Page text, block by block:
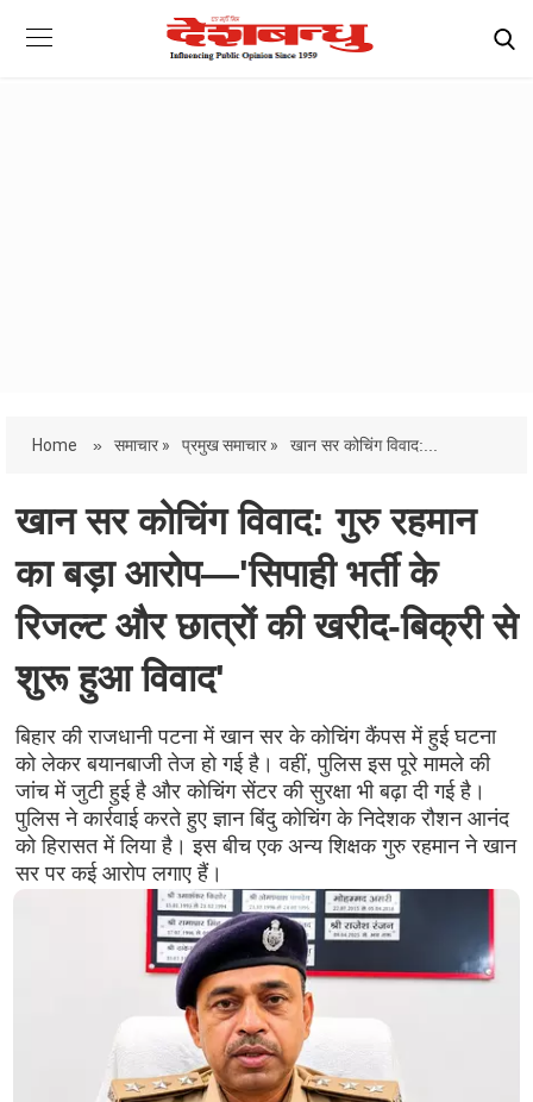
Home » समाचार » प्रमुख समाचार » खान सर कोचिंग विवाद:...
खान सर कोचिंग विवाद: गुरु रहमान
का बड़ा आरोप—'सिपाही भर्ती के
रिजल्ट और छात्रों की खरीद-बिक्री से
शुरू हुआ विवाद'
बिहार की राजधानी पटना में खान सर के कोचिंग कैंपस में हुई घटना
को लेकर बयानबाजी तेज हो गई है। वहीं, पुलिस इस पूरे मामले की
जांच में जुटी हुई है और कोचिंग सेंटर की सुरक्षा भी बढ़ा दी गई है।
पुलिस ने कार्रवाई करते हुए ज्ञान बिंदु कोचिंग के निदेशक रौशन आनंद
को हिरासत में लिया है। इस बीच एक अन्य शिक्षक गुरु रहमान ने खान
सर पर कई आरोप लगाए हैं।